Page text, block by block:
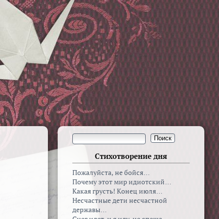
Стихотворение дня
Пожалуйста, не бойся…
Почему этот мир идиотский…
Какая грусть! Конец июля…
Несчастные дети несчастной
державы…